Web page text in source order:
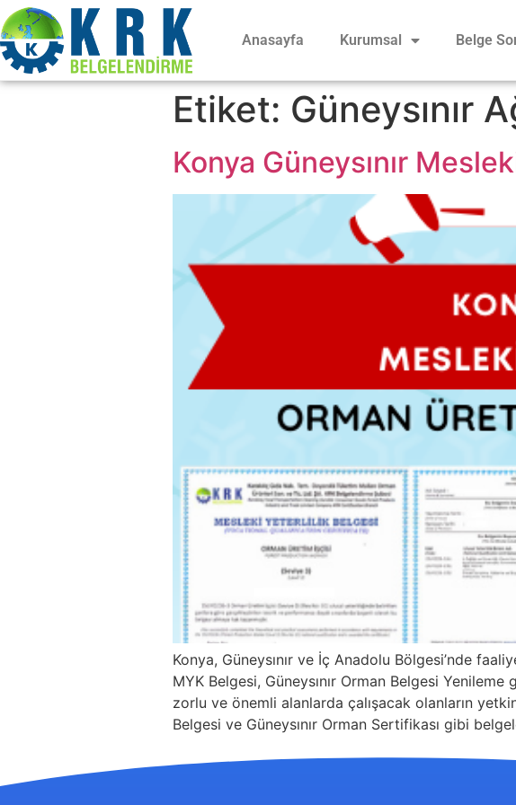
Anasayfa Kurumsal Belge
Etiket: Güneysınır
Konya Güneysınır
Konya, Güneysınır ve İç Anadolu Bölgesi’nde
MYK Belgesi, Güneysınır Orman Belgesi
zorlu ve önemli alanlarda çalışacak olanların
Belgesi ve Güneysınır Orman Sertifikası gibi